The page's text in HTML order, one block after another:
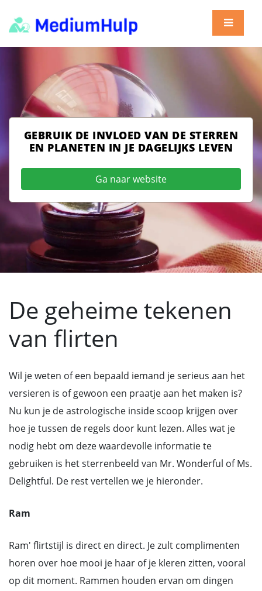
GEBRUIK DE INVLOED VAN DE STERREN
EN PLANETEN IN JE DAGELIJKS LEVEN
Ga naar website
De geheime tekenen
van flirten
Wil je weten of een bepaald iemand je serieus aan het
versieren is of gewoon een praatje aan het maken is?
Nu kun je de astrologische inside scoop krijgen over
hoe je tussen de regels door kunt lezen. Alles wat je
nodig hebt om deze waardevolle informatie te
gebruiken is het sterrenbeeld van Mr. Wonderful of Ms.
Delightful. De rest vertellen we je hieronder.
Ram
Ram' flirtstijl is direct en direct. Je zult complimenten
horen over hoe mooi je haar of je kleren zitten, vooral
op dit moment. Rammen houden ervan om dingen